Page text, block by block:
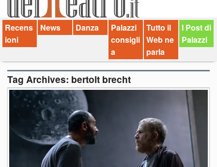
Palazzi consiglia
Video
Chi siamo
Contatti
dT in English
Recens
ioni
News Danza
Palazzi
consigli
a
Tutto il
Web ne
parla
I Post di
Palazzi
Tag Archives: bertolt brecht